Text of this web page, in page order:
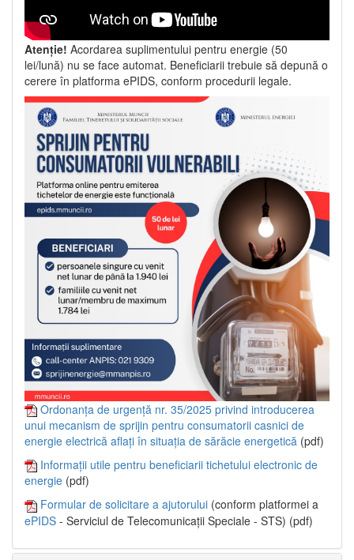
Atenție! Acordarea suplimentului pentru energie (50
lei/lună) nu se face automat. Beneficiarii trebuie să depună o
cerere în platforma ePIDS, conform procedurii legale.
Ordonanța de urgență nr. 35/2025 privind introducerea
unui mecanism de sprijin pentru consumatorii casnici de
energie electrică aflați în situația de sărăcie energetică (pdf)
Informații utile pentru beneficiarii tichetului electronic de
energie (pdf)
Formular de solicitare a ajutorului (conform platformei a
ePIDS - Serviciul de Telecomunicații Speciale - STS) (pdf)